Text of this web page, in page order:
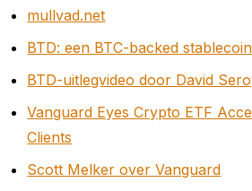
mullvad.net
BTD: een BTC-backed stablecoin
BTD-uitlegvideo door David
Vanguard Eyes Crypto ETF
Clients
Scott Melker over Vanguard